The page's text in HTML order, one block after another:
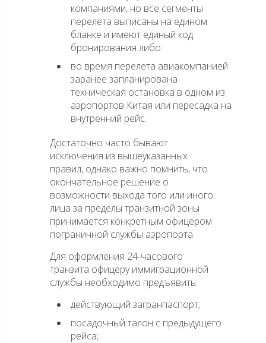
компаниями, но все сегменты
перелета выписаны на едином
бланке и имеют единый код
бронирования либо
во время перелета авиакомпанией
заранее запланирована
техническая остановка в одном из
аэропортов Китая или пересадка на
внутренний рейс.
Достаточно часто бывают
исключения из вышеуказанных
правил, однако важно помнить, что
окончательное решение о
возможности выхода того или иного
лица за пределы транзитной зоны
принимается конкретным офицером
пограничной службы аэропорта.
Для оформления 24-часового
транзита офицеру иммиграционной
службы необходимо предъявить:
действующий загранпаспорт;
посадочный талон с предыдущего
рейса;